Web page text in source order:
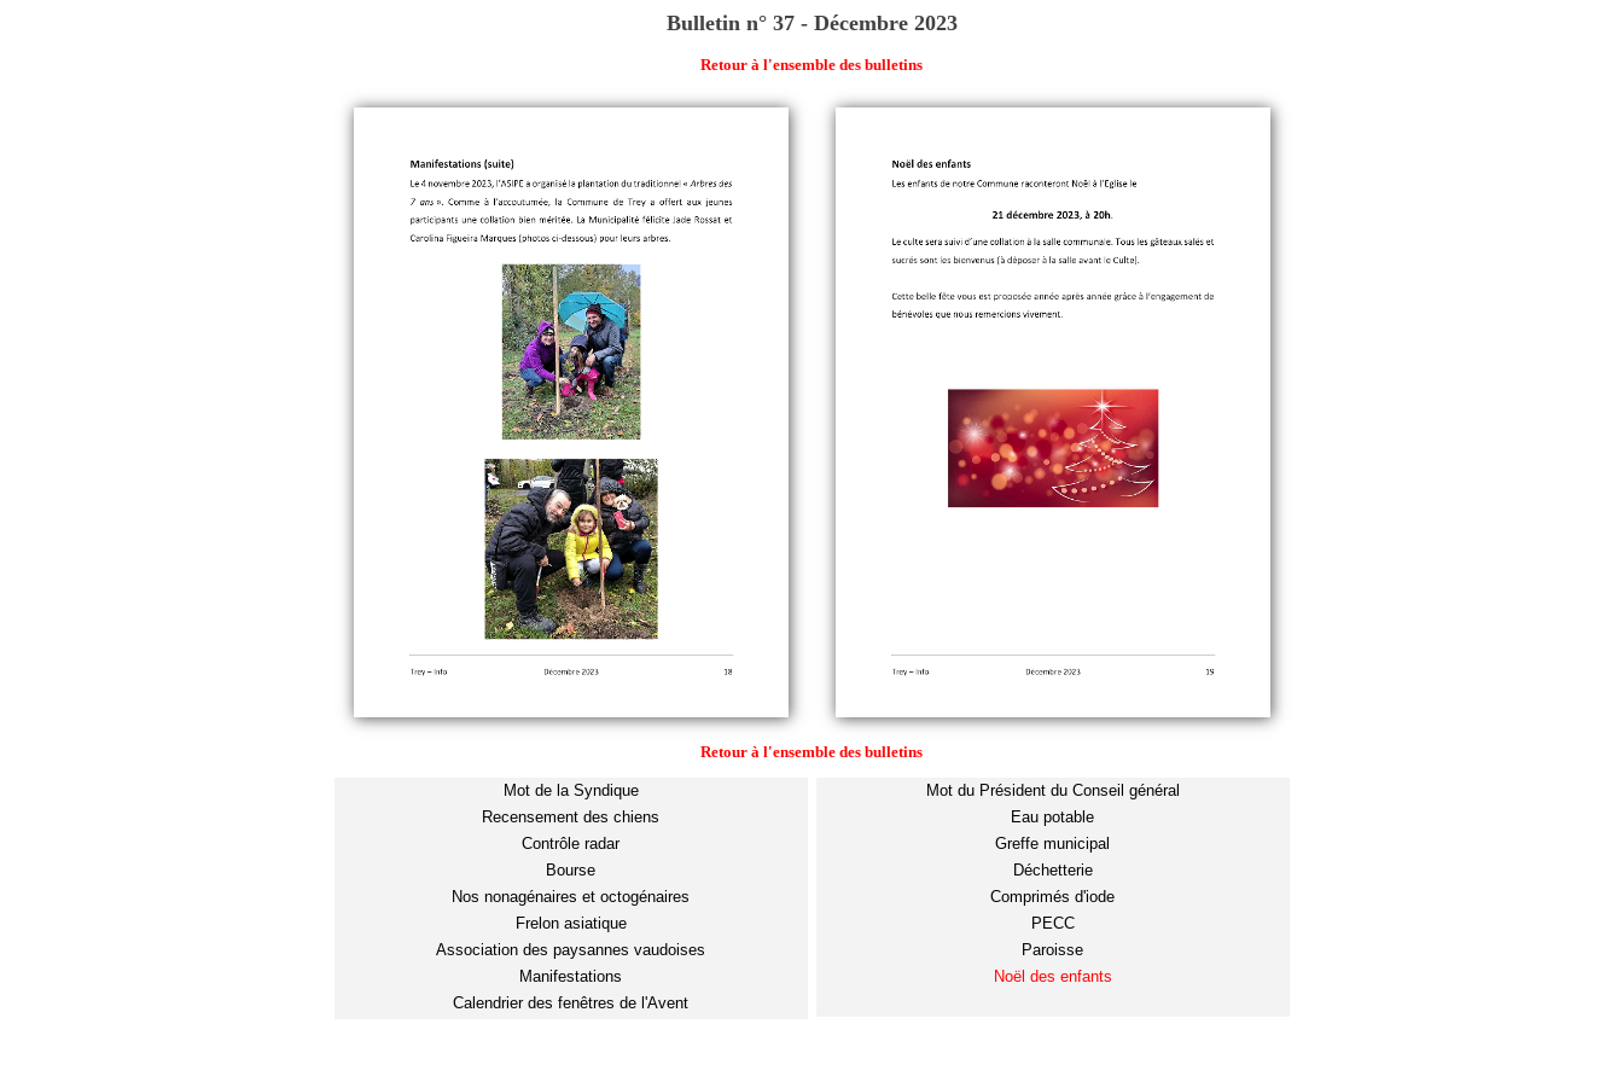
Bulletin n° 37 - Décembre 2023
Retour à l'ensemble des bulletins
Retour à l'ensemble des bulletins
Mot de la Syndique
Mot du Président du Conseil général
Recensement des chiens
Eau potable
Contrôle radar
Greffe municipal
Bourse
Déchetterie
Nos nonagénaires et octogénaires
Comprimés d'iode
Frelon asiatique
PECC
Association des paysannes vaudoises
Paroisse
Manifestations
Noël des enfants
Calendrier des fenêtres de l'Avent